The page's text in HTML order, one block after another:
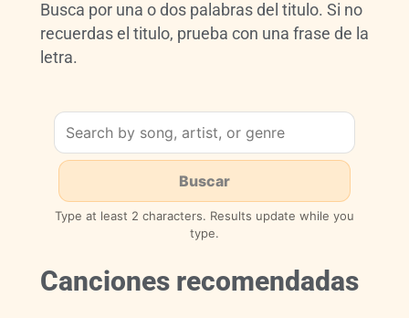
Busca por una o dos palabras del titulo. Si no
recuerdas el titulo, prueba con una frase de la
letra.
Type at least 2 characters. Results update while you
type.
Canciones recomendadas